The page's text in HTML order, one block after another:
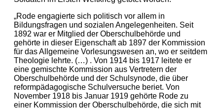
„Rode engagierte sich politisch vor allem in
Bildungsfragen und sozialen Angelegenheiten. Seit
1892 war er Mitglied der Oberschulbehörde und
gehörte in dieser Eigenschaft ab 1897 der Kommission
für das Allgemeine Vorlesungswesen an, wo er seitdem
Theologie lehrte. (…) . Von 1914 bis 1917 leitete er
eine gemischte Kommission aus Vertretern der
Oberschulbehörde und der Schulsynode, die über
reformpädagogische Schulversuche beriet. Von
November 1918 bis Januar 1919 gehörte Rode zu
einer Kommission der Oberschulbehörde, die sich mit